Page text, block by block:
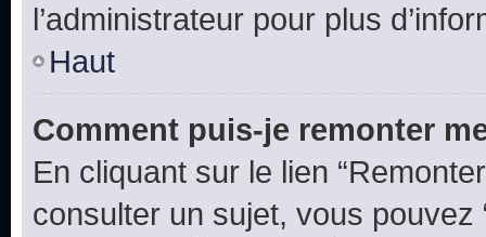
l’administrateur pour plus
Haut
Comment puis-je remonter
En cliquant sur le lien
consulter un sujet, vous pouvez